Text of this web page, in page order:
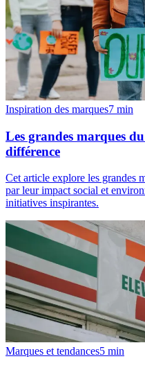
Inspiration des marques7 min
Les grandes marques
différence
Cet article explore les grandes
par leur impact social et
initiatives inspirantes.
Marques et tendances5 min